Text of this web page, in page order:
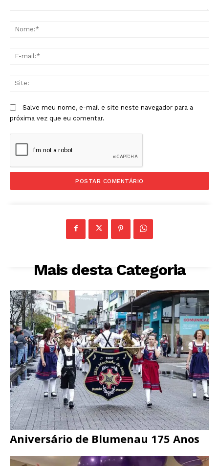
Salve meu nome, e-mail e site neste navegador para a
próxima vez que eu comentar.
Mais desta Categoria
Aniversário de Blumenau 175 Anos